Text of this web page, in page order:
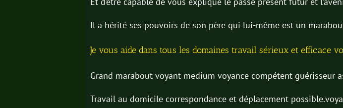
Il a hérité ses pouvoirs de son père qui lui-même est un
Je vous aide dans tous les domaines travail sérieux et efficace
Grand marabout voyant medium voyance compétent guérisseur
Travail au domicile correspondance et déplacement